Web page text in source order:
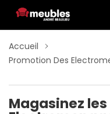
Accueil
Promotion Des
Magasinez